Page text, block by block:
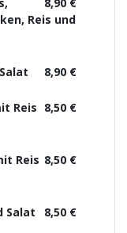
Reis und
8,90 €
8,50 €
Reis
8,50 €
Reis
8,50 €
Salat